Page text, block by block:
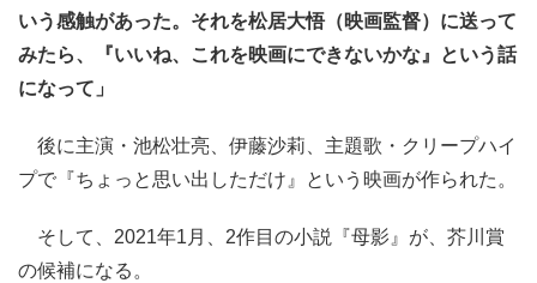
いう感触があった。それを松居大悟（映画監督）に送って
みたら、『いいね、これを映画にできないかな』という話
になって」
後に主演・池松壮亮、伊藤沙莉、主題歌・クリープハイ
プで『ちょっと思い出しただけ』という映画が作られた。
そして、2021年1月、2作目の小説『母影』が、芥川賞
の候補になる。